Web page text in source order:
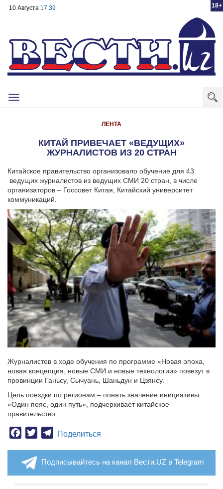
18+
10 Августа 17:39
Toggle
ЛЕНТА
КИТАЙ ПРИВЕЧАЕТ «ВЕДУЩИХ»
ЖУРНАЛИСТОВ ИЗ 20 СТРАН
Китайское правительство организовало обучение для 43
ведущих журналистов из ведущих СМИ 20 стран, в числе
организаторов – Госсовет Китая, Китайский университет
коммуникаций.
Журналистов в ходе обучения по программе «Новая эпоха,
новая концепция, новые СМИ и новые технологии» повезут в
провинции Ганьсу, Сычуань, Шаньдун и Цзянсу.
Цель поездки по регионам – понять значение инициативы
«Один пояс, один путь», подчеркивает китайское
правительство.
Facebook
TwitterTelegram
Поделиться
Подписывайтесь на канал Вести.UZ в Telegram